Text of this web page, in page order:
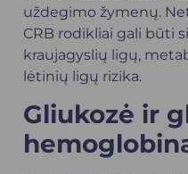
uždegimo žymenų.
CRB rodikliai gali būti
kraujagyslių ligų,
lėtinių ligų rizika.
Gliukozė ir